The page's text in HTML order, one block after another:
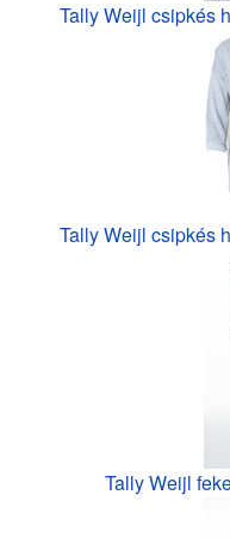
Tally Weijl csipkés
Tally Weijl csipkés
Tally Weijl